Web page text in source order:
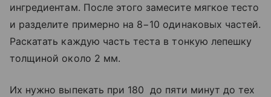
ингредиентам. После этого замесите мягкое тесто
и разделите примерно на 8−10 одинаковых частей.
Раскатать каждую часть теста в тонкую лепешку
толщиной около 2 мм.
Их нужно выпекать при 180 до пяти минут до тех